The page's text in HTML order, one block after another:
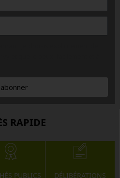
RAPIDE
PUBLICS DÉLIBÉRATIONS